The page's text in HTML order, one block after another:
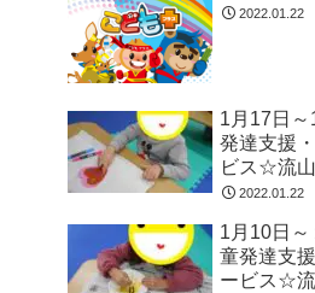
2022.01.22
1月17日
発達支援
ビス☆流
2022.01.22
1月10日
童発達支
ービス☆